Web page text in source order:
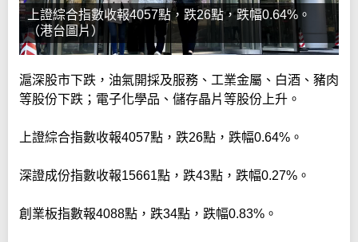
上證綜合指數收報4057點，跌26點，跌幅0.64%。
（港台圖片）
滬深股市下跌，油氣開採及服務、工業金屬、白酒、豬肉
等股份下跌；電子化學品、儲存晶片等股份上升。
上證綜合指數收報4057點，跌26點，跌幅0.64%。
深證成份指數收報15661點，跌43點，跌幅0.27%。
創業板指數報4088點，跌34點，跌幅0.83%。